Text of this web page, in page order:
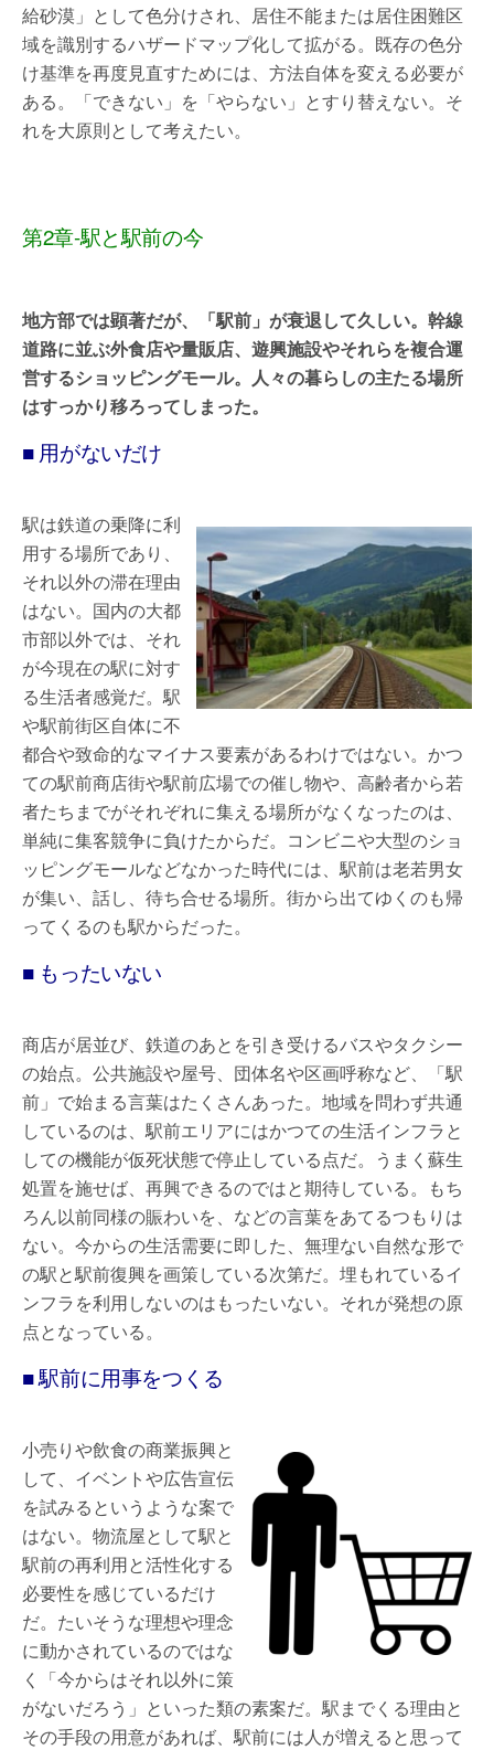
給砂漠」として色分けされ、居住不能または居住困難区
域を識別するハザードマップ化して拡がる。既存の色分
け基準を再度見直すためには、方法自体を変える必要が
ある。「できない」を「やらない」とすり替えない。そ
れを大原則として考えたい。
第2章-駅と駅前の今
地方部では顕著だが、「駅前」が衰退して久しい。幹線
道路に並ぶ外食店や量販店、遊興施設やそれらを複合運
営するショッピングモール。人々の暮らしの主たる場所
はすっかり移ろってしまった。
■ 用がないだけ
駅は鉄道の乗降に利
用する場所であり、
それ以外の滞在理由
はない。国内の大都
市部以外では、それ
が今現在の駅に対す
る生活者感覚だ。駅
や駅前街区自体に不
都合や致命的なマイナス要素があるわけではない。かつ
ての駅前商店街や駅前広場での催し物や、高齢者から若
者たちまでがそれぞれに集える場所がなくなったのは、
単純に集客競争に負けたからだ。コンビニや大型のショ
ッピングモールなどなかった時代には、駅前は老若男女
が集い、話し、待ち合せる場所。街から出てゆくのも帰
ってくるのも駅からだった。
■ もったいない
商店が居並び、鉄道のあとを引き受けるバスやタクシー
の始点。公共施設や屋号、団体名や区画呼称など、「駅
前」で始まる言葉はたくさんあった。地域を問わず共通
しているのは、駅前エリアにはかつての生活インフラと
しての機能が仮死状態で停止している点だ。うまく蘇生
処置を施せば、再興できるのではと期待している。もち
ろん以前同様の賑わいを、などの言葉をあてるつもりは
ない。今からの生活需要に即した、無理ない自然な形で
の駅と駅前復興を画策している次第だ。埋もれているイ
ンフラを利用しないのはもったいない。それが発想の原
点となっている。
■ 駅前に用事をつくる
小売りや飲食の商業振興と
して、イベントや広告宣伝
を試みるというような案で
はない。物流屋として駅と
駅前の再利用と活性化する
必要性を感じているだけ
だ。たいそうな理想や理念
に動かされているのではな
く「今からはそれ以外に策
がないだろう」といった類の素案だ。駅までくる理由と
その手段の用意があれば、駅前には人が増えると思って